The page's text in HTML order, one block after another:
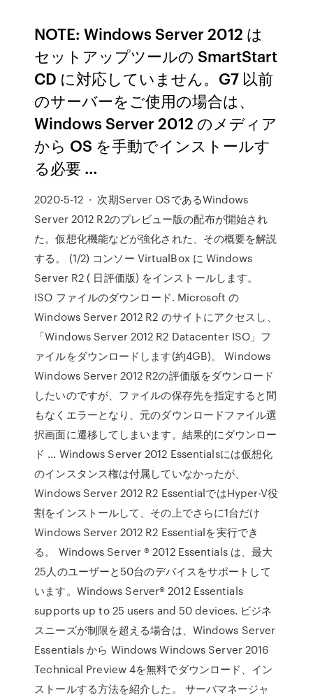
NOTE: Windows Server 2012 は
セットアップツールの SmartStart
CD に対応していません。G7 以前
のサーバーをご使用の場合は、
Windows Server 2012 のメディア
から OS を手動でインストールす
る必要 …
2020-5-12 · 次期Server OSであるWindows
Server 2012 R2のプレビュー版の配布が開始され
た。仮想化機能などが強化された、その概要を解説
する。 (1/2) コンソー VirtualBox に Windows
Server R2 ( 日評価版) をインストールします。
ISO ファイルのダウンロード. Microsoft の
Windows Server 2012 R2 のサイトにアクセスし、
「Windows Server 2012 R2 Datacenter ISO」フ
ァイルをダウンロードします(約4GB)。 Windows
Windows Server 2012 R2の評価版をダウンロード
したいのですが、ファイルの保存先を指定すると間
もなくエラーとなり、元のダウンロードファイル選
択画面に遷移してしまいます。結果的にダウンロー
ド … Windows Server 2012 Essentialsには仮想化
のインスタンス権は付属していなかったが、
Windows Server 2012 R2 EssentialではHyper-V役
割をインストールして、その上でさらに1台だけ
Windows Server 2012 R2 Essentialを実行でき
る。 Windows Server ® 2012 Essentials は、最大
25人のユーザーと50台のデバイスをサポートして
います。Windows Server® 2012 Essentials
supports up to 25 users and 50 devices. ビジネ
スニーズが制限を超える場合は、Windows Server
Essentials から Windows Windows Server 2016
Technical Preview 4を無料でダウンロード、イン
ストールする方法を紹介した。 サーバマネージャ